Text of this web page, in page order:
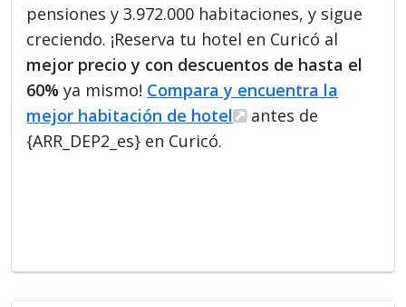
pensiones y 3.972.000 habitaciones, y sigue
creciendo. ¡Reserva tu hotel en Curicó al
mejor precio y con descuentos de hasta el
60% ya mismo! Compara y encuentra la
mejor habitación de hotel
antes de
{ARR_DEP2_es} en Curicó.